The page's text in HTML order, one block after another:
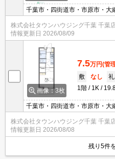
千葉市・四街道市・市原市・大
ウンハウジング稲毛店にお任せ
株式会社タウンハウジング千葉 千葉
情報更新日 2026/08/09
画像：3枚
7.5万円(管
敷
なし 礼
1階
1K
千葉市・四街道市・市原市・大
ウンハウジング稲毛店にお任せ
株式会社タウンハウジング千葉 千葉
情報更新日 2026/08/08
残り5件